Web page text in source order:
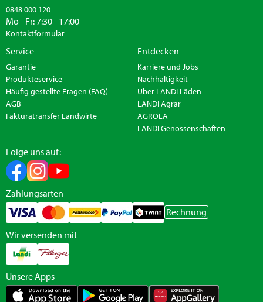
0848 000 120
Mo - Fr: 7:30 - 17:00
Kontaktformular
Service
Garantie
Produkteservice
Häufig gestellte Fragen (FAQ)
AGB
Fakturatransfer Landwirte
Entdecken
Karriere und Jobs
Nachhaltigkeit
Über LANDI Läden
LANDI Agrar
AGROLA
LANDI Genossenschaften
Folge uns auf:
Zahlungsarten
Rechnung
Wir versenden mit
Unsere Apps